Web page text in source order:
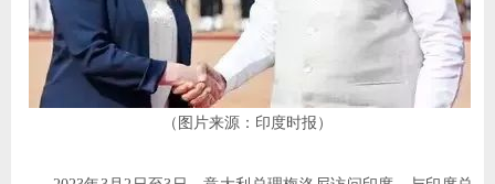
（图片来源：印度时报）